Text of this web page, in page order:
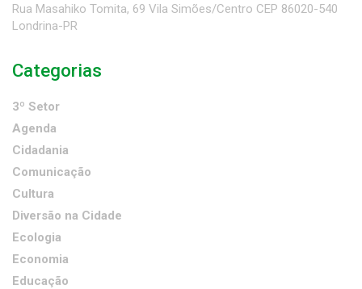
Rua Masahiko Tomita, 69 Vila Simões/Centro CEP 86020-540
Londrina-PR
Categorias
3º Setor
Agenda
Cidadania
Comunicação
Cultura
Diversão na Cidade
Ecologia
Economia
Educação